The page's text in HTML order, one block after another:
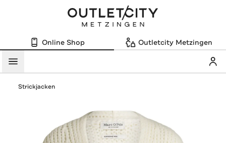
Online Shop Outletcity Metzingen
Menü
Strickjacken